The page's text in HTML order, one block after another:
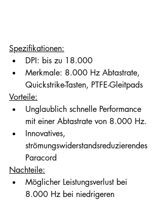
Spezifikationen:
DPI: bis zu 18.000
Merkmale: 8.000 Hz Abtastrate,
Quickstrike-Tasten, PTFE-Gleitpads
Vorteile:
Unglaublich schnelle Performance
mit einer Abtastrate von 8.000 Hz.
Innovatives,
strömungswiderstandsreduzierendes
Paracord
Nachteile:
Möglicher Leistungsverlust bei
8.000 Hz bei niedrigeren